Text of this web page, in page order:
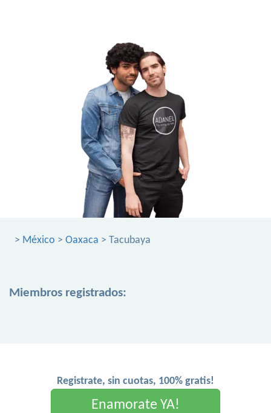
> México > Oaxaca > Tacubaya
Miembros registrados:
Registrate, sin cuotas, 100% gratis!
Enamorate YA!